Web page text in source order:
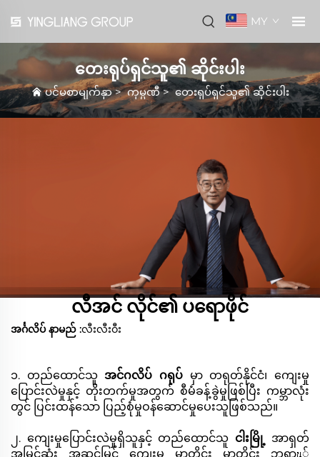
MY
တေးရုပ်ရှင်သူ၏ ဆိုင်းပါး
ပင်မစာမျက်နှာ>ကုမ္ပဏီ>တေးရုပ်ရှင်သူ၏ ဆိုင်းပါး
လီအင် လိုင်၏ ပရောဖိုင်
အင်္ဂလိပ် နာမည် :လီးလီးဝီး
၁. တည်ထောင်သူအင်ဂလိပ် ဂရုပ် မှာ တရုတ်နိုင်ငံ၊ ကျေးမှု
ပြောင်းလဲမှုနှင့် တိုးတက်မှုအတွက် စီမံခန့်ခွဲမှုဖြစ်ပြီး ကမ္ဘာလုံး
တွင် ပြင်းထန်သော ပြည့်စုံမှုဝန်ဆောင်မှုပေးသူဖြစ်သည်။
၂. ကျေးမှုပြောင်းလဲမှုရှိသူနှင့် တည်ထောင်သူ ငါးမြို့ အာရှတ်
အမြင့်ဆုံး အဆင့်မြင့် ကျေးမှု မာတိုင်း မာတိုင်း ဘရာน်